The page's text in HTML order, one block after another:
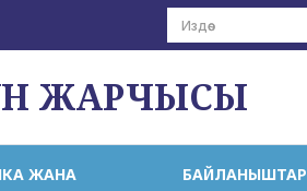
ЖАРЧЫСЫ
ЖАНА
БАЙЛАНЫШТАР